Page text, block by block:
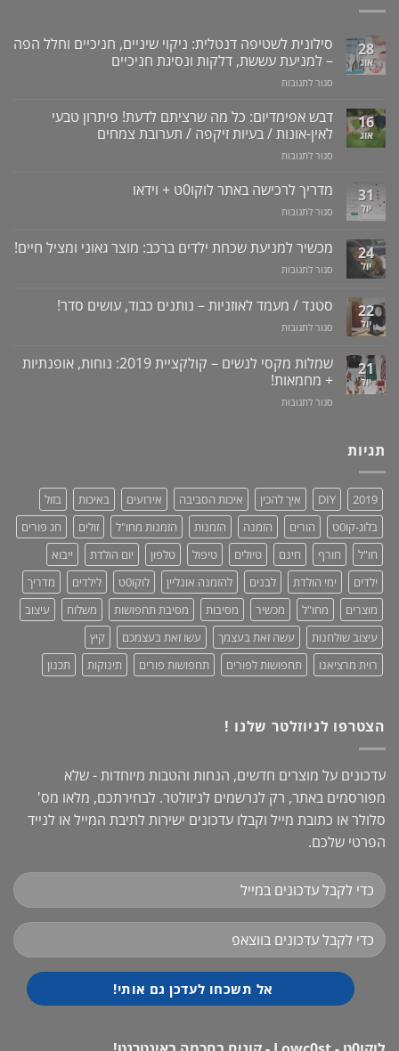
28
אוג
סילונית לשטיפה דנטלית: ניקוי שיניים, חניכיים וחלל הפה
– למניעת עששת, דלקות ונסיגת חניכיים
סגור לתגובות
לשטיפה
דנטלית:
ניקוי
שיניים,
וחלל
–
עששת,
ונסיגת
16
אוג
דבש אפימדיום: כל מה שרציתם לדעת! פיתרון טבעי
לאין-אונות / בעיות זיקפה / תערובת צמחים
סגור לתגובות
אפימדיום:
כל
מה
לדעת!
טבעי
/
זיקפה
תערובת
צמחים
31
יול
מדריך לרכישה באתר לוקו0ט + וידאו
סגור לתגובות
באתר
וידאו
24
יול
מכשיר למניעת שכחת ילדים ברכב: מוצר גאוני ומציל חיים!
סגור לתגובות
שכחת
ילדים
מוצר
גאוני
ומציל
חיים!
22
יול
סטנד / מעמד לאוזניות – נותנים כבוד, עושים סדר!
סגור לתגובות
מעמד
לאוזניות
21
יול
שמלות מקסי לנשים – קולקציית 2019: נוחות, אופנתיות
+ מחמאות!
סגור לתגובות
2019:
נוחות,
אופנתיות
+
מחמאות!
תגיות
2019
DIY איך להכין איכות הסביבה אירועים באיכות
בזול
בלוג-קו0ט
הורים הזמנה הזמנות הזמנות מחו"ל זולים
חג פורים
חו"ל
חורף חינם טיולים טיפול טלפון יום הולדת
ייבוא
ילדים
ימי הולדת לבנים להזמנה אונליין לוקו0ט לילדים
מדריך
מוצרים
מחו"ל מכשיר מסיבות מסיבת תחפושות משלוח
עיצוב
עיצוב שולחנות
עשה זאת בעצמך עשו זאת בעצמכם
קיץ
רוית מרציאנו
תחפושות לפורים תחפושות פורים תינוקות תכנון
הצטרפו לניוזלטר שלנו !
עדכונים על מוצרים חדשים, הנחות והטבות מיוחדות - שלא
מפורסמים באתר, רק לנרשמים לניזולטר. לבחירתכם, מלאו מס'
סלולר או כתובת מייל וקבלו עדכונים ישירות לתיבת המייל או לנייד
הפרטי שלכם.